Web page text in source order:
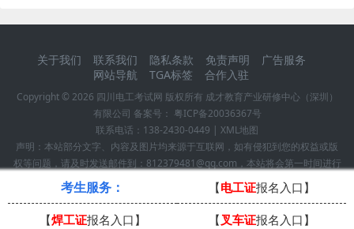
关于我们 联系我们 隐私条款 免责声明
广告服务
网站导航
TGA标签 合作入驻
Copyright © 2026 四川电工考试网 版权所有 成才教育产业研修中心（深圳）
有限公司 备案号： 粤ICP备20036367号
联系电话： 138-2430-0449 | XML地图
声明：本站部分文字、内容及图片均来源于互联网，如有侵犯到您的权益或版
权等问题，请及时发送邮件到：812379481@qq.com，本站将会第一时间进行
确认并作删除处理！
考生服务： 【电工证报名入口】
【焊工证报名入口】 【叉车证报名入口】